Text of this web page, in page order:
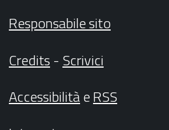
Responsabile sito
Credits- Scrivici
AccessibilitàeRSS